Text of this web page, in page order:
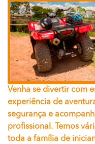
Venha se divertir com
experiência de
segurança e
profissional. Temos
toda a família de